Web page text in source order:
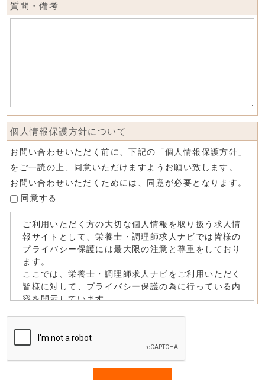
質問・備考
個人情報保護方針について
お問い合わせいただく前に、下記の「個人情報保護方針」
をご一読の上、同意いただけますようお願い致します。
お問い合わせいただくためには、同意が必要となります。
同意する